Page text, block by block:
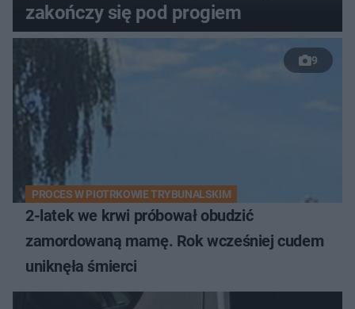
zakończy się pod progiem
9
PROCES W PIOTRKOWIE TRYBUNALSKIM
2-latek we krwi próbował obudzić
zamordowaną mamę. Rok wcześniej cudem
uniknęła śmierci